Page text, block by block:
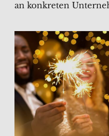
an konkreten